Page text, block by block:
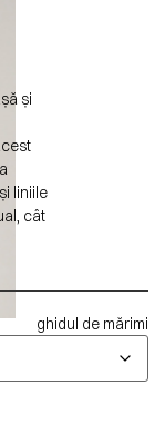
și
liniile
cât
ghidul de mărimi